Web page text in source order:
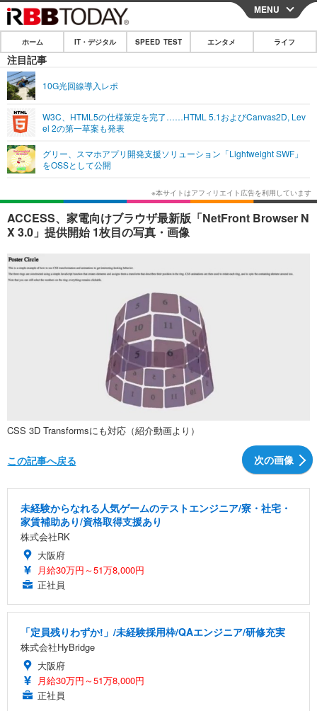
CLOSE
ホーム
IT・デジタル
ネタ
ショッピング その他
エンタメ
エンタメTOP
韓国・芸能
音楽 スポーツ
ショッピング その他
ライフ
ライフTOP グルメ
ペット ショッピング
リリース一覧
プッシュ通知の停止方法
MENU
ホーム IT・デジタル SPEED TEST エンタメ ライフ
注目記事
10G光回線導入レポ
W3C、HTML5の仕様策定を完了……HTML 5.1およびCanvas2D, Lev
el 2の第一草案も発表
グリー、スマホアプリ開発支援ソリューション「Lightweight SWF」
をOSSとして公開
ACCESS、家電向けブラウザ最新版「NetFront Browser N
X 3.0」提供開始 1枚目の写真・画像
CSS 3D Transformsにも対応（紹介動画より）
次の画像
この記事へ戻る
未経験からなれる人気ゲームのテストエンジニア/寮・社宅・
家賃補助あり/資格取得支援あり
株式会社RK
大阪府
月給30万円～51万8,000円
正社員
「定員残りわずか!」/未経験採用枠/QAエンジニア/研修充実
株式会社HyBridge
大阪府
月給30万円～51万8,000円
正社員